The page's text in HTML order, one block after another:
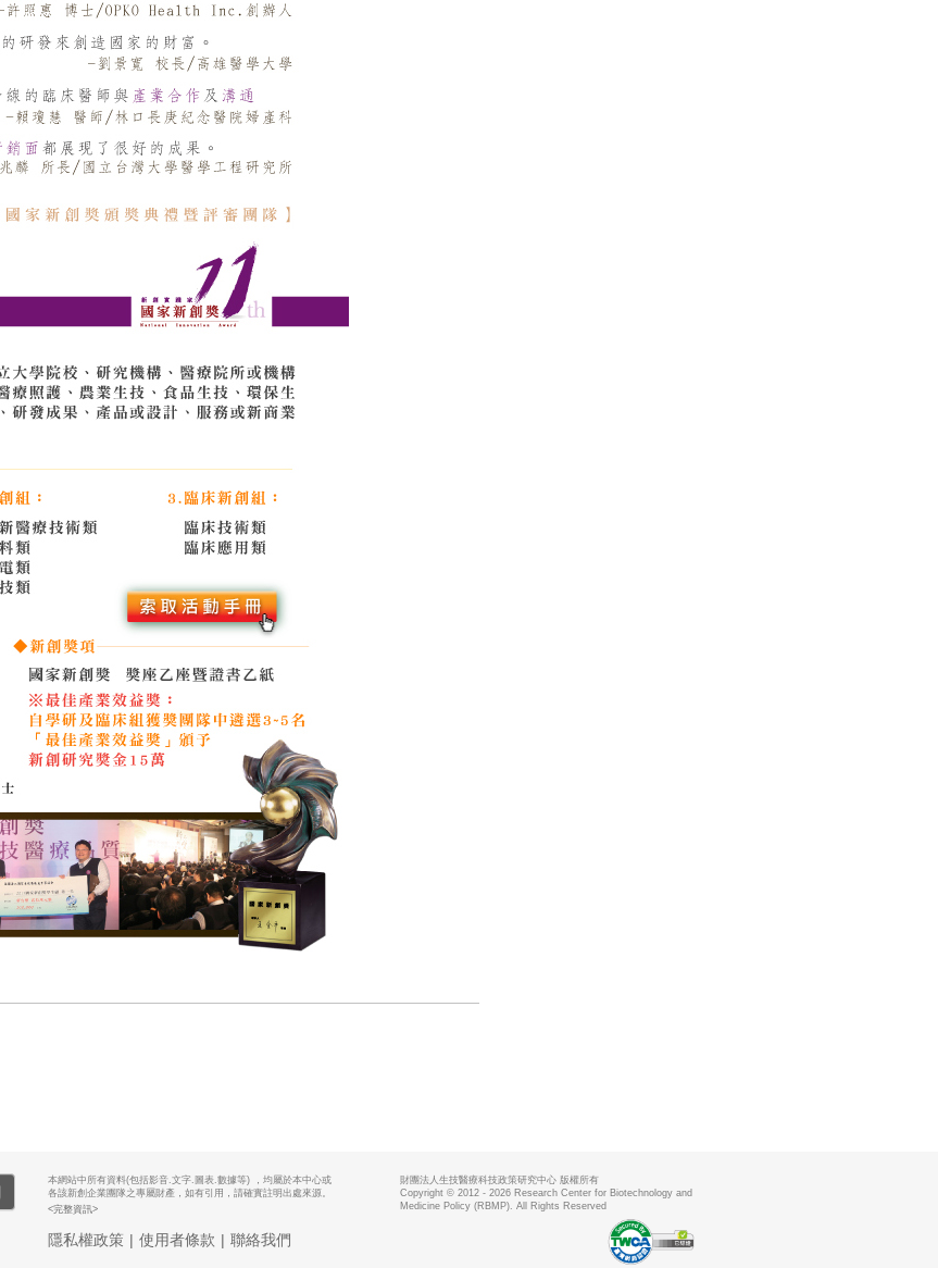
本網站中所有資料(包括影音.文字.圖表.數據等) ，均屬於本中心或
各該新創企業團隊之專屬財產，如有引用，請確實註明出處來源。
<完整資訊>
隱私權政策 | 使用者條款 | 聯絡我們
財團法人生技醫療科技政策研究中心 版權所有
Copyright © 2012 - 2026 Research Center for Biotechnology and
Medicine Policy (RBMP). All Rights Reserved